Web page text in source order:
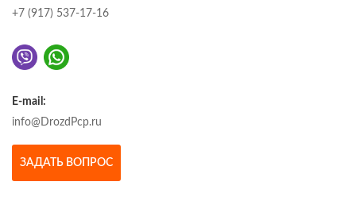
+7 (917) 537-17-16
E-mail:
info@DrozdPcp.ru
ЗАДАТЬ ВОПРОС